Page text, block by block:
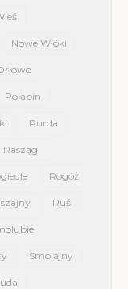
Nowe Włóki
Połapin
Purda
Rasząg
Rogóż
Ruś
Smolajny